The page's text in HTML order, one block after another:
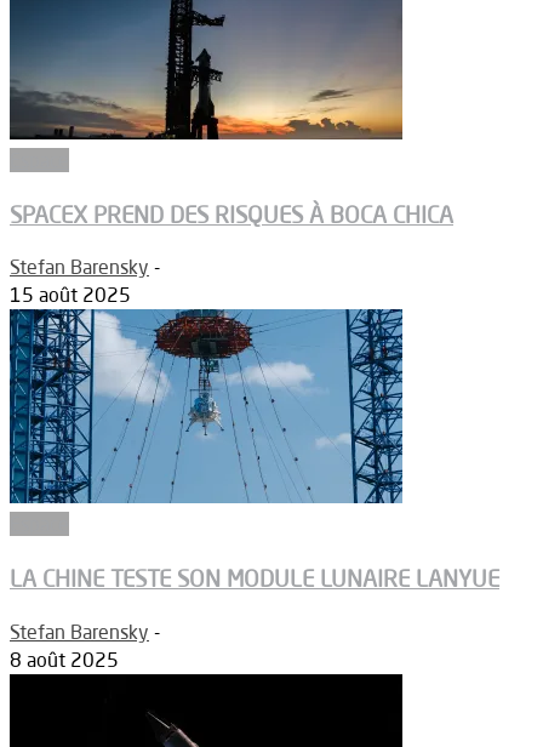
SPACEX PREND DES RISQUES À BOCA CHICA
Stefan Barensky -
15 août 2025
LA CHINE TESTE SON MODULE LUNAIRE LANYUE
Stefan Barensky -
8 août 2025